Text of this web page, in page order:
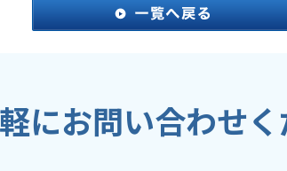
にお問い合わせく